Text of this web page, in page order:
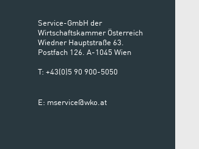
Service-GmbH der
Wirtschaftskammer Österreich
Wiedner Hauptstraße 63.
Postfach 126. A-1045 Wien
T: +43(0)5 90 900-5050
E: mservice@wko.at